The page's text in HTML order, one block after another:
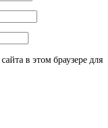
в этом браузере для